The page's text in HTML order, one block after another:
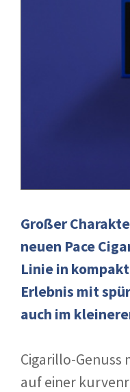
Großer
neuen Pace
Linie in
Erlebnis mit
auch im
Cigarillo-Genuss
auf einer